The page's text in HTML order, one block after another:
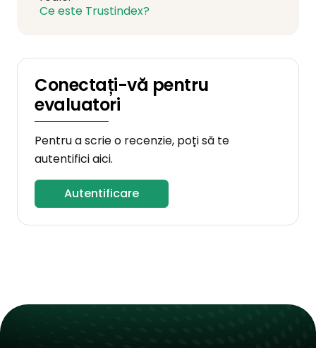
Ce este Trustindex?
Conectați-vă pentru
evaluatori
Pentru a scrie o recenzie, poți să te
autentifici aici.
Autentificare